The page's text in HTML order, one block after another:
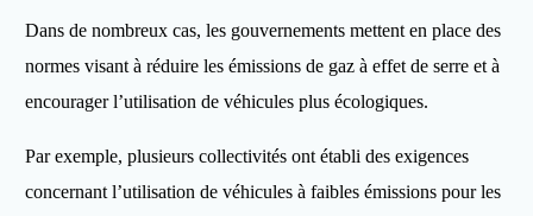
Dans de nombreux cas, les gouvernements mettent en place des
normes visant à réduire les émissions de gaz à effet de serre et à
encourager l’utilisation de véhicules plus écologiques.
Par exemple, plusieurs collectivités ont établi des exigences
concernant l’utilisation de véhicules à faibles émissions pour les